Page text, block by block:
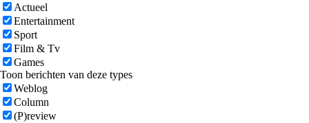
Actueel
Entertainment
Sport
Film & Tv
Games
Toon berichten van deze types
Weblog
Column
(P)review